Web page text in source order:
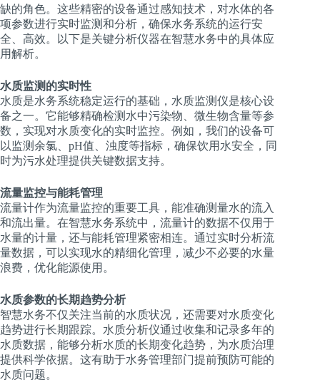
缺的角色。这些精密的设备通过感知技术，对水体的各
项参数进行实时监测和分析，确保水务系统的运行安
全、高效。以下是关键分析仪器在智慧水务中的具体应
用解析。
水质监测的实时性
水质是水务系统稳定运行的基础，水质监测仪是核心设
备之一。它能够精确检测水中污染物、微生物含量等参
数，实现对水质变化的实时监控。例如，我们的设备可
以监测余氯、pH值、浊度等指标，确保饮用水安全，同
时为污水处理提供关键数据支持。
流量监控与能耗管理
流量计作为流量监控的重要工具，能准确测量水的流入
和流出量。在智慧水务系统中，流量计的数据不仅用于
水量的计量，还与能耗管理紧密相连。通过实时分析流
量数据，可以实现水的精细化管理，减少不必要的水量
浪费，优化能源使用。
水质参数的长期趋势分析
智慧水务不仅关注当前的水质状况，还需要对水质变化
趋势进行长期跟踪。水质分析仪通过收集和记录多年的
水质数据，能够分析水质的长期变化趋势，为水质治理
提供科学依据。这有助于水务管理部门提前预防可能的
水质问题。